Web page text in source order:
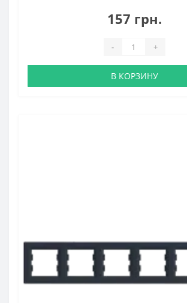
157 грн.
- +
В КОРЗИНУ